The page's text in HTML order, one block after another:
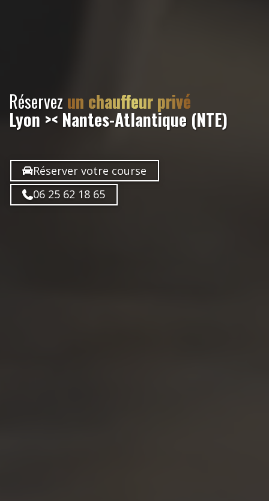
Réservez un chauffeur privé
Lyon >< Nantes-Atlantique (NTE)
Réserver votre course
06 25 62 18 65